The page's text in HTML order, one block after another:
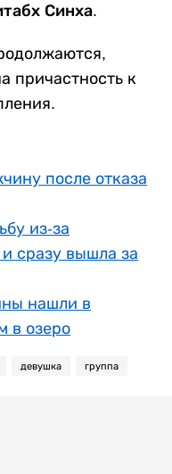
Синха.
причастность к
после отказа
из-за
сразу вышла за
нашли в
в озеро
девушка группа